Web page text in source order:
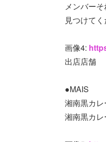
メンバー
見つけて
画像4:
出店店舗
●MAIS
湘南黒カ
湘南黒カ